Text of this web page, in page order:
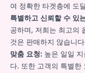
여 정확한 타겟층에 도
특별하고 신뢰할 수 있
공하며, 저희는 최고의
것은 판매하지 않습니
맞춤 요청: 높은 일일
다. 또한 고객의 특별한